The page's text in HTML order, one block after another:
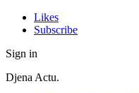
Likes
Subscribe
Sign in
Djena Actu.